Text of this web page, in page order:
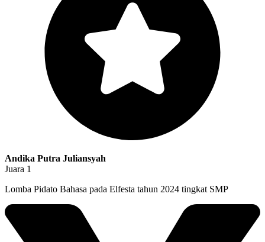
Andika Putra Juliansyah
Juara 1
Lomba Pidato Bahasa pada Elfesta tahun 2024 tingkat SMP